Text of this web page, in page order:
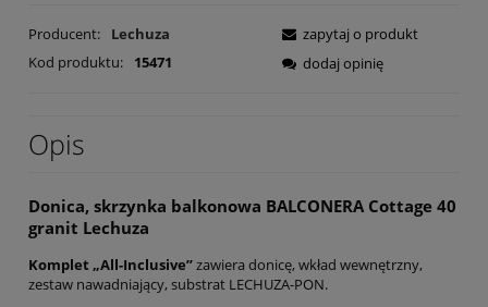
Producent:
Lechuza
Kod produktu:
15471
zapytaj o produkt
dodaj opinię
Opis
Donica, skrzynka balkonowa BALCONERA Cottage 40
granit Lechuza
Komplet „All-Inclusive”zawiera donicę, wkład wewnętrzny,
zestaw nawadniający, substrat LECHUZA-PON.